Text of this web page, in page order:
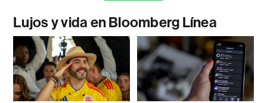
Lujos y vida en Bloomberg Línea